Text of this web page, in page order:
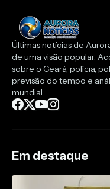
Últimas notícias de
de uma visão popular.
sobre o Ceará, polícia,
previsão do tempo e
mundial.
Em destaque